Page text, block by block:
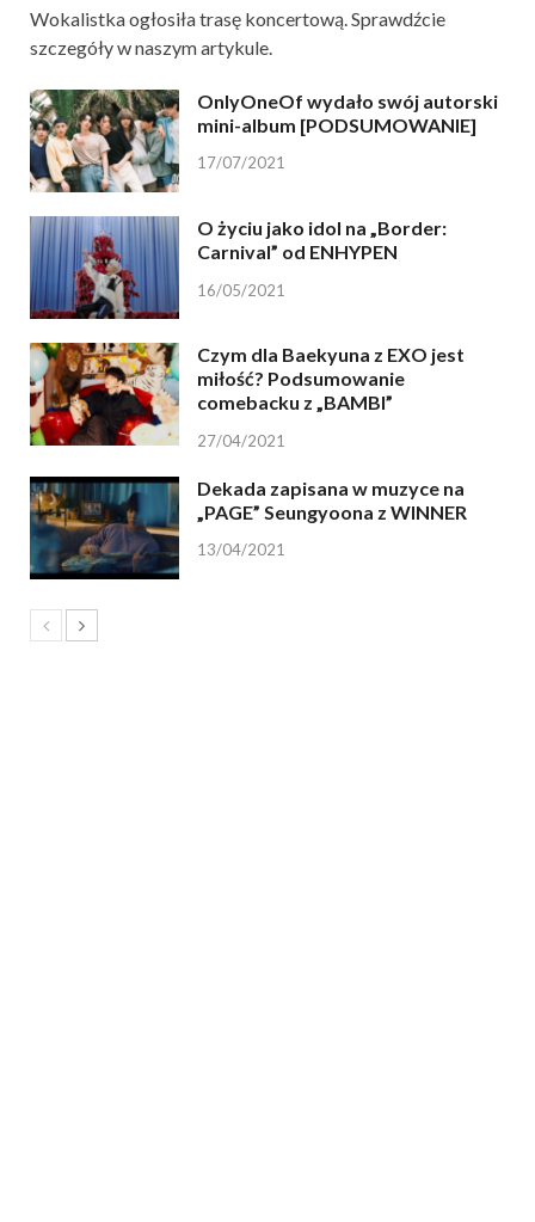
Wokalistka ogłosiła trasę koncertową. Sprawdźcie
szczegóły w naszym artykule.
OnlyOneOf wydało swój autorski
mini-album [PODSUMOWANIE]
17/07/2021
O życiu jako idol na „Border:
Carnival” od ENHYPEN
16/05/2021
Czym dla Baekyuna z EXO jest
miłość? Podsumowanie
comebacku z „BAMBI”
27/04/2021
Dekada zapisana w muzyce na
„PAGE” Seungyoona z WINNER
13/04/2021